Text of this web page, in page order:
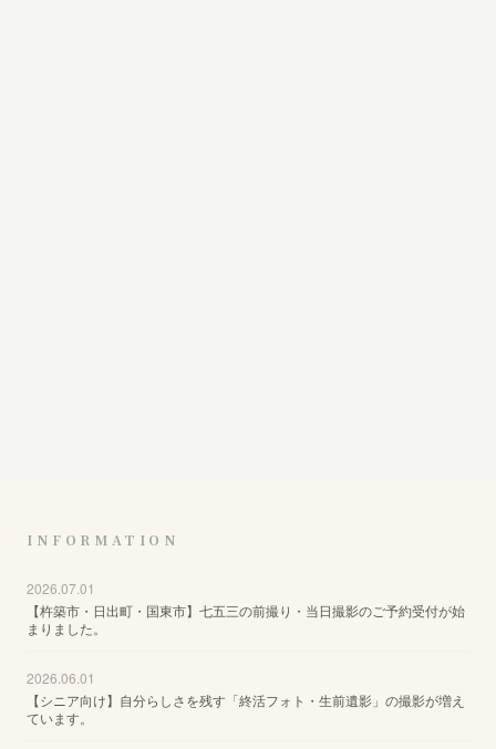
INFORMATION
2026.07.01
【杵築市・日出町・国東市】七五三の前撮り・当日撮影のご予約受付が始
まりました。
2026.06.01
【シニア向け】自分らしさを残す「終活フォト・生前遺影」の撮影が増え
ています。